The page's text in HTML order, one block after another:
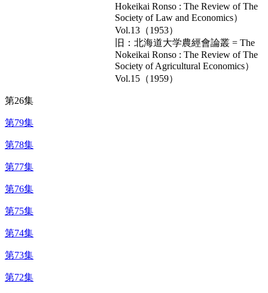
Hokeikai Ronso : The Review of The
Society of Law and Economics）
Vol.13（1953）
旧：北海道大学農經會論叢 = The
Nokeikai Ronso : The Review of The
Society of Agricultural Economics）
Vol.15（1959）
第26集
第79集
第78集
第77集
第76集
第75集
第74集
第73集
第72集